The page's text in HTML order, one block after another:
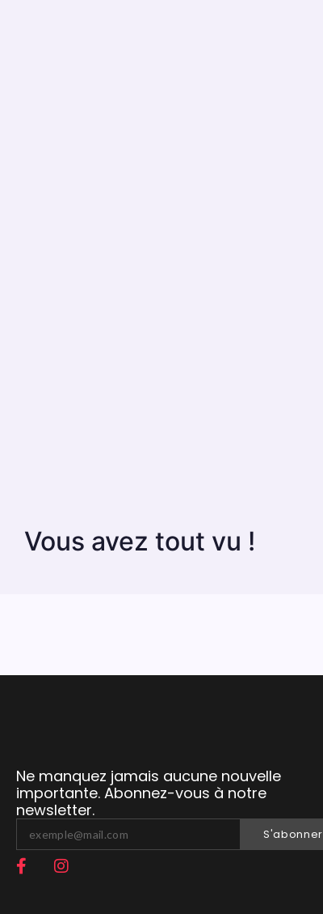
Vous avez tout vu !
Ne manquez jamais aucune nouvelle
importante. Abonnez-vous à notre
newsletter.
S'abonner